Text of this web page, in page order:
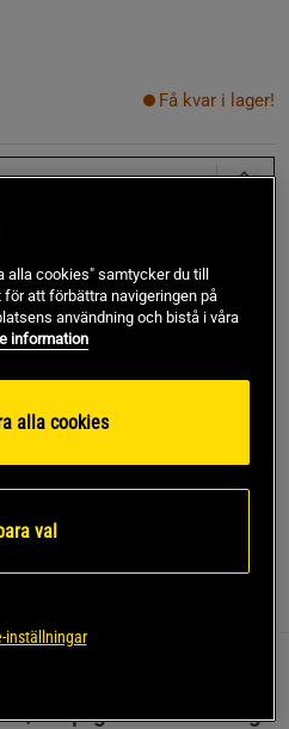
Få kvar i lager!
Lägg i varukorgen
14 dagars ångerrätt
lämplig för både träning
alla cookies" samtycker du till
att förbättra navigeringen på
användning och bistå i våra
information
alla cookies
val
inställningar